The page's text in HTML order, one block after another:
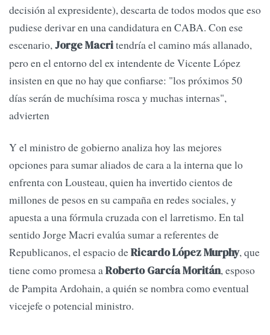
decisión al expresidente), descarta de todos modos que eso
pudiese derivar en una candidatura en CABA. Con ese
escenario,Jorge Macritendría el camino más allanado,
pero en el entorno del ex intendente de Vicente López
insisten en que no hay que confiarse: "los próximos 50
días serán de muchísima rosca y muchas internas",
advierten
Y el ministro de gobierno analiza hoy las mejores
opciones para sumar aliados de cara a la interna que lo
enfrenta con Lousteau, quien ha invertido cientos de
millones de pesos en su campaña en redes sociales, y
apuesta a una fórmula cruzada con el larretismo. En tal
sentido Jorge Macri evalúa sumar a referentes de
Republicanos, el espacio deRicardo López Murphy, que
tiene como promesa aRoberto García Moritán, esposo
de Pampita Ardohain, a quién se nombra como eventual
vicejefe o potencial ministro.